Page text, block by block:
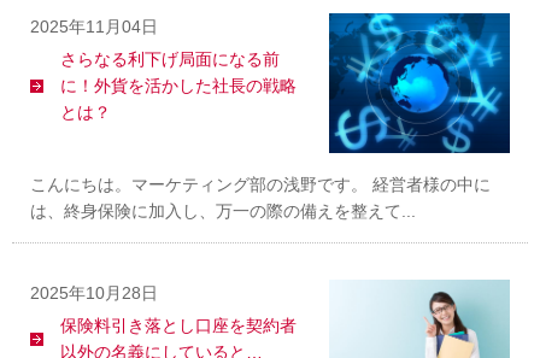
2025年11月04日
さらなる利下げ局面になる前
に！外貨を活かした社長の戦略
とは？
こんにちは。マーケティング部の浅野です。 経営者様の中に
は、終身保険に加入し、万一の際の備えを整えて...
2025年10月28日
保険料引き落とし口座を契約者
以外の名義にしていると…